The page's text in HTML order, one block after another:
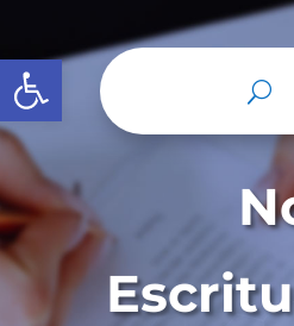
Abrir barra de herramientas